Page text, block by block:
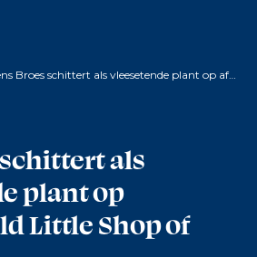
Broes schittert als vleesetende plant op affichebeeld Little Shop of Horrors
schittert als
plant op
Little Shop of